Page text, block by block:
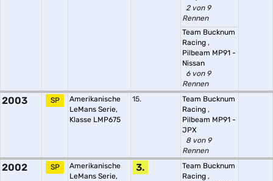
2 von 9
Rennen
Team Bucknum
Racing ,
Pilbeam MP91 -
Nissan
6 von 9
Rennen
2003 SP
Amerikanische
LeMans Serie,
Klasse LMP675
15.
Team Bucknum
Racing ,
Pilbeam MP91 -
JPX
8 von 9
Rennen
2002 SP
Amerikanische
LeMans Serie,
3.
Team Bucknum
Racing ,